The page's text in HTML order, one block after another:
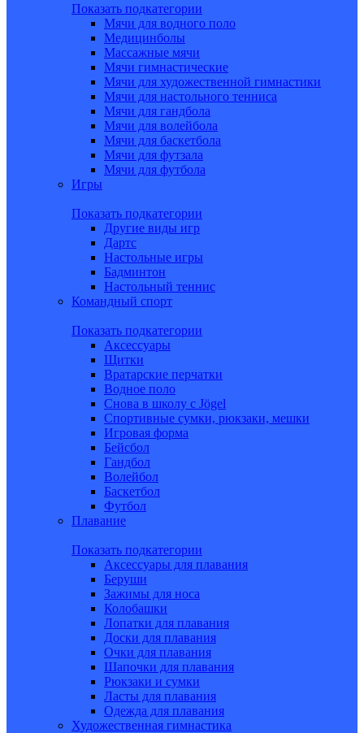
Показать подкатегории
Мячи для водного поло
Медицинболы
Массажные мячи
Мячи гимнастические
Мячи для художественной гимнастики
Мячи для настольного тенниса
Мячи для гандбола
Мячи для волейбола
Мячи для баскетбола
Мячи для футзала
Мячи для футбола
Игры
Показать подкатегории
Другие виды игр
Дартс
Настольные игры
Бадминтон
Настольный теннис
Командный спорт
Показать подкатегории
Аксессуары
Щитки
Вратарские перчатки
Водное поло
Снова в школу c Jögel
Спортивные сумки, рюкзаки, мешки
Игровая форма
Бейсбол
Гандбол
Волейбол
Баскетбол
Футбол
Плавание
Показать подкатегории
Аксессуары для плавания
Беруши
Зажимы для носа
Колобашки
Лопатки для плавания
Доски для плавания
Очки для плавания
Шапочки для плавания
Рюкзаки и сумки
Ласты для плавания
Одежда для плавания
Художественная гимнастика